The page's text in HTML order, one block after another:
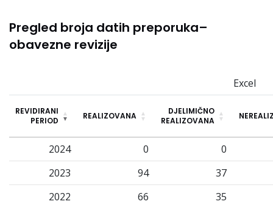
Pregled broja datih preporuka–
obavezne revizije
Excel
REVIDIRANI
PERIOD
REALIZOVANA
DJELIMIČNO
REALIZOVANA
2024 0
0
2023
94
37
2022
66
35